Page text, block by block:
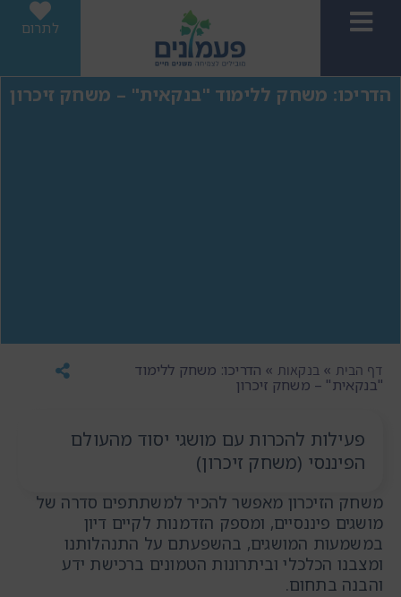
לתרום
הדריכו: משחק ללימוד "בנקאית" – משחק זיכרון
דף הבית »בנקאות » הדריכו: משחק ללימוד
"בנקאית" – משחק זיכרון
פעילות להכרות עם מושגי יסוד מהעולם
הפיננסי (משחק זיכרון)
משחק הזיכרון מאפשר להכיר למשתתפים סדרה של
מושגים פיננסיים, ומספק הזדמנות לקיים דיון
במשמעות המושגים, בהשפעתם על התנהלותנו
ומצבנו הכלכלי וביתרונות הטמונים ברכישת ידע
והבנה בתחום.